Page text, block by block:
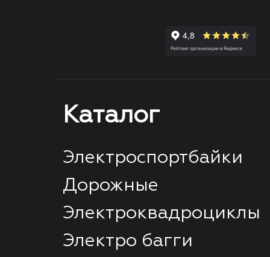
Каталог
Электроспортбайки
Дорожные
Электроквадроциклы
Электро багги